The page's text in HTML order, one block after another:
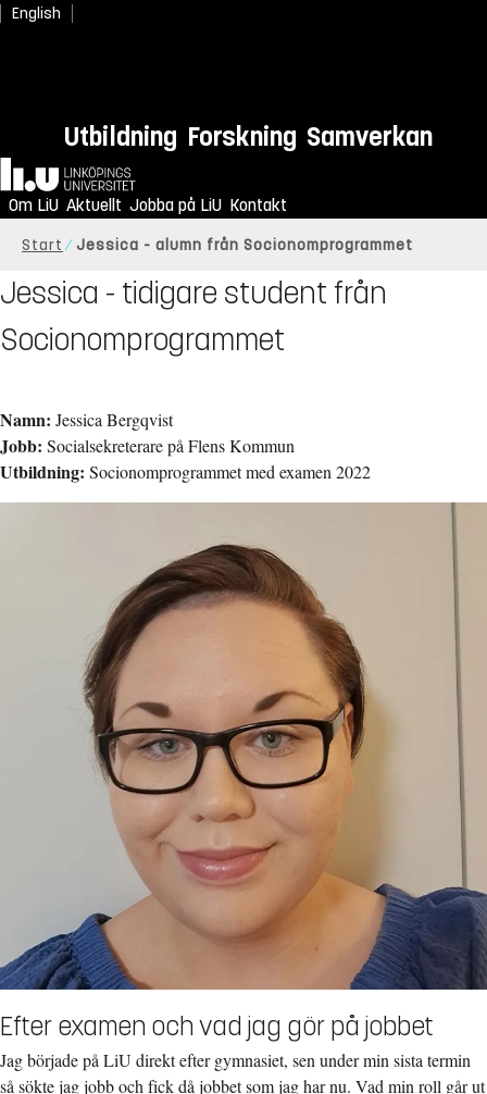
English
Utbildning Forskning Samverkan
Hem
Om LiU Aktuellt Jobba på LiU Kontakt
Start Jessica - alumn från Socionomprogrammet
Jessica - tidigare student från
Socionomprogrammet
Namn: Jessica Bergqvist
Jobb: Socialsekreterare på Flens Kommun
Utbildning: Socionomprogrammet med examen 2022
Efter examen och vad jag gör på jobbet
Jag började på LiU direkt efter gymnasiet, sen under min sista termin
så sökte jag jobb och fick då jobbet som jag har nu. Vad min roll går ut